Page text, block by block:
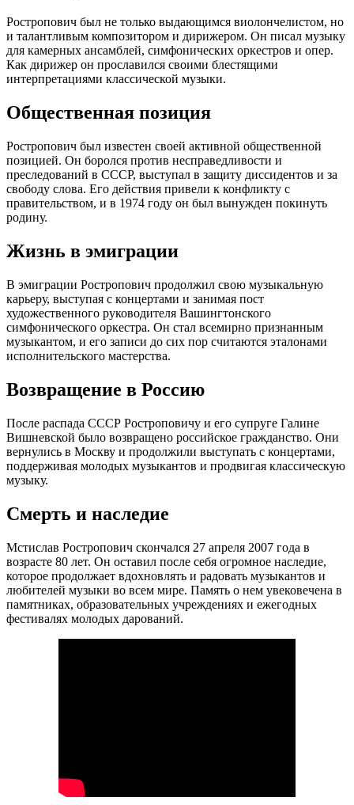
Ростропович был не только выдающимся виолончелистом, но
и талантливым композитором и дирижером. Он писал музыку
для камерных ансамблей, симфонических оркестров и опер.
Как дирижер он прославился своими блестящими
интерпретациями классической музыки.
Общественная позиция
Ростропович был известен своей активной общественной
позицией. Он боролся против несправедливости и
преследований в СССР, выступал в защиту диссидентов и за
свободу слова. Его действия привели к конфликту с
правительством, и в 1974 году он был вынужден покинуть
родину.
Жизнь в эмиграции
В эмиграции Ростропович продолжил свою музыкальную
карьеру, выступая с концертами и занимая пост
художественного руководителя Вашингтонского
симфонического оркестра. Он стал всемирно признанным
музыкантом, и его записи до сих пор считаются эталонами
исполнительского мастерства.
Возвращение в Россию
После распада СССР Ростроповичу и его супруге Галине
Вишневской было возвращено российское гражданство. Они
вернулись в Москву и продолжили выступать с концертами,
поддерживая молодых музыкантов и продвигая классическую
музыку.
Смерть и наследие
Мстислав Ростропович скончался 27 апреля 2007 года в
возрасте 80 лет. Он оставил после себя огромное наследие,
которое продолжает вдохновлять и радовать музыкантов и
любителей музыки во всем мире. Память о нем увековечена в
памятниках, образовательных учреждениях и ежегодных
фестивалях молодых дарований.